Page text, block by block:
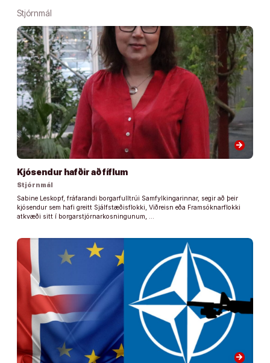
Stjórnmál
arrow_forward
Kjósendur hafðir að fíflum
Stjórnmál
Sabine Leskopf, fráfarandi borgarfulltrúi Samfylkingarinnar, segir að þeir
kjósendur sem hafi greitt Sjálfstæðisflokki, Viðreisn eða Framsóknarflokki
atkvæði sitt í borgarstjórnarkosningunum, …
arrow_forward